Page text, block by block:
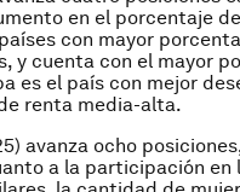
en el porcentaje
con mayor
y cuenta con el mayor
es el país con mejor
renta media-alta.
avanza ocho
a la participación en